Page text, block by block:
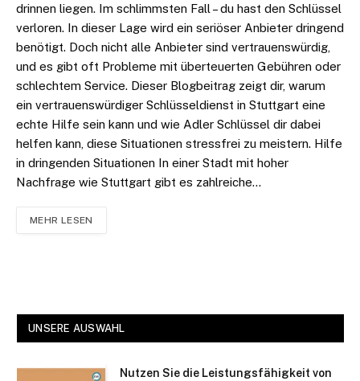
drinnen liegen. Im schlimmsten Fall – du hast den Schlüssel
verloren. In dieser Lage wird ein seriöser Anbieter dringend
benötigt. Doch nicht alle Anbieter sind vertrauenswürdig,
und es gibt oft Probleme mit überteuerten Gebühren oder
schlechtem Service. Dieser Blogbeitrag zeigt dir, warum
ein vertrauenswürdiger Schlüsseldienst in Stuttgart eine
echte Hilfe sein kann und wie Adler Schlüssel dir dabei
helfen kann, diese Situationen stressfrei zu meistern. Hilfe
in dringenden Situationen In einer Stadt mit hoher
Nachfrage wie Stuttgart gibt es zahlreiche…
MEHR LESEN
UNSERE AUSWAHL
Nutzen Sie die Leistungsfähigkeit von